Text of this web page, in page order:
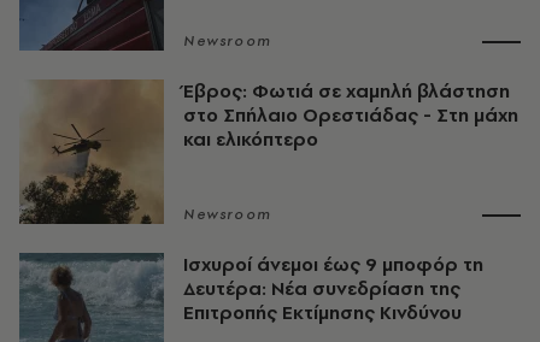
Newsroom
Έβρος: Φωτιά σε χαμηλή βλάστηση
στο Σπήλαιο Ορεστιάδας - Στη μάχη
και ελικόπτερο
Newsroom
Ισχυροί άνεμοι έως 9 μποφόρ τη
Δευτέρα: Νέα συνεδρίαση της
Επιτροπής Εκτίμησης Κινδύνου